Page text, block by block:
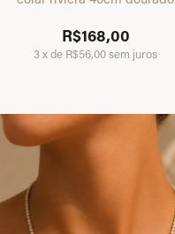
R$168,00
3xde R$56,00sem juros